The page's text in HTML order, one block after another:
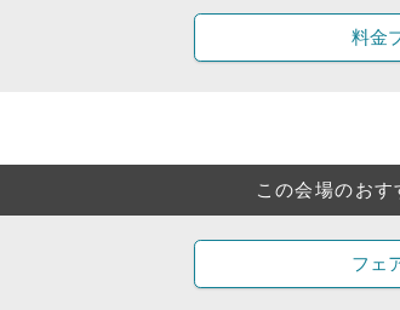
料金
この会場のお
フェ